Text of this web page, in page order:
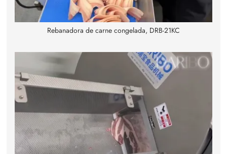
Rebanadora de carne congelada, DRB-21KC